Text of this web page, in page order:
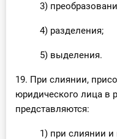
3)
4) разделения;
5) выделения.
19. При слиянии,
юридического лица в
представляются:
1) при слиянии